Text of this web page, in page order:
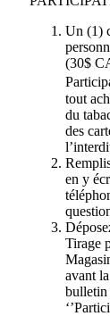
Un (1)
(30$
tout
du
des
en y
Tirage
avant
bulletin